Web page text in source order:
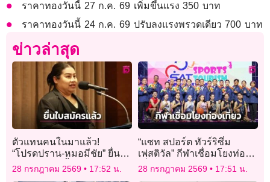
ราคาทองวันนี้ 27 ก.ค. 69 เพิ่มขึ้นแรง 350 บาท
ราคาทองวันนี้ 24 ก.ค. 69 ปรับลงแรงพรวดเดียว 700 บาท
ข่าวล่าสุด
ตัวแทนคนในมาแล้ว!
“โปรดปราน-หมอมีชัย” ยื่น
สมัครชิงเก้าอี้ “ผู้ว่าการ
28 กรกฎาคม 2569 17:52 น.
“แซท สปอร์ต ทัวร์ริซึ่ม
เฟสติวัล” กีฬาเชื่อมโยงท่อง
เที่ยวสัมผัสเสน่ห์จันทบุรี (ชม
คลิปบรรยากาศ)
28 กรกฎาคม 2569 17:51 น.